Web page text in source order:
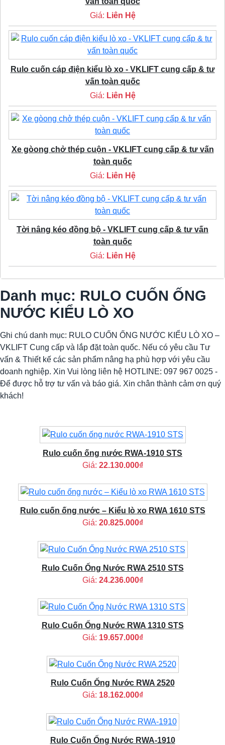
Giá: Liên Hệ
Rulo cuốn cáp điện kiểu lò xo - VKLIFT cung cấp & tư
vấn toàn quốc
Giá: Liên Hệ
Xe gòong chở thép cuộn - VKLIFT cung cấp & tư vấn
toàn quốc
Giá: Liên Hệ
Tời nâng kéo đồng bộ - VKLIFT cung cấp & tư vấn
toàn quốc
Giá: Liên Hệ
Danh mục: RULO CUỐN ỐNG
NƯỚC KIỂU LÒ XO
Ghi chú danh mục: RULO CUỐN ỐNG NƯỚC KIỂU LÒ XO –
VKLIFT Cung cấp và lắp đặt toàn quốc. Nếu có yêu cầu Tư
vấn & Thiết kế các sản phẩm nâng hạ phù hợp với yêu cầu
doanh nghiệp. Xin Vui lòng liên hệ HOTLINE: 097 967 0025 -
Để được hỗ trợ tư vấn và báo giá. Xin chân thành cảm ơn quý
khách!
Rulo cuốn ống nước RWA-1910 STS
Giá: 22.130.000₫
Rulo cuốn ống nước – Kiểu lò xo RWA 1610 STS
Giá: 20.825.000₫
Rulo Cuốn Ống Nước RWA 2510 STS
Giá: 24.236.000₫
Rulo Cuốn Ống Nước RWA 1310 STS
Giá: 19.657.000₫
Rulo Cuốn Ống Nước RWA 2520
Giá: 18.162.000₫
Rulo Cuốn Ống Nước RWA-1910